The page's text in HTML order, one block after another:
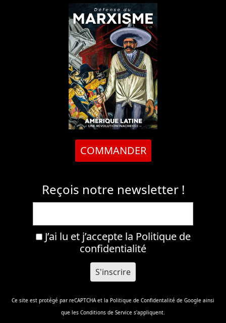
COMMANDER
Reçois notre newsletter !
J’ai lu et j’accepte la Politique de
confidentialité
Ce site est protégé par reCAPTCHA et la Politique de Confidentalité de Google ainsi
que les Conditions de Service s'appliquent.